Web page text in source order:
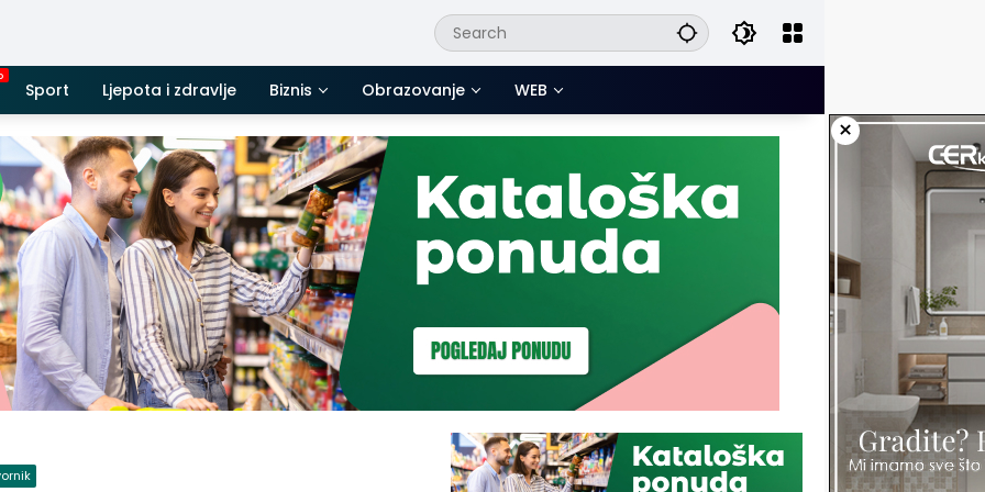
Sport Ljepota i zdravlje Biznis Obrazovanje WEB
×